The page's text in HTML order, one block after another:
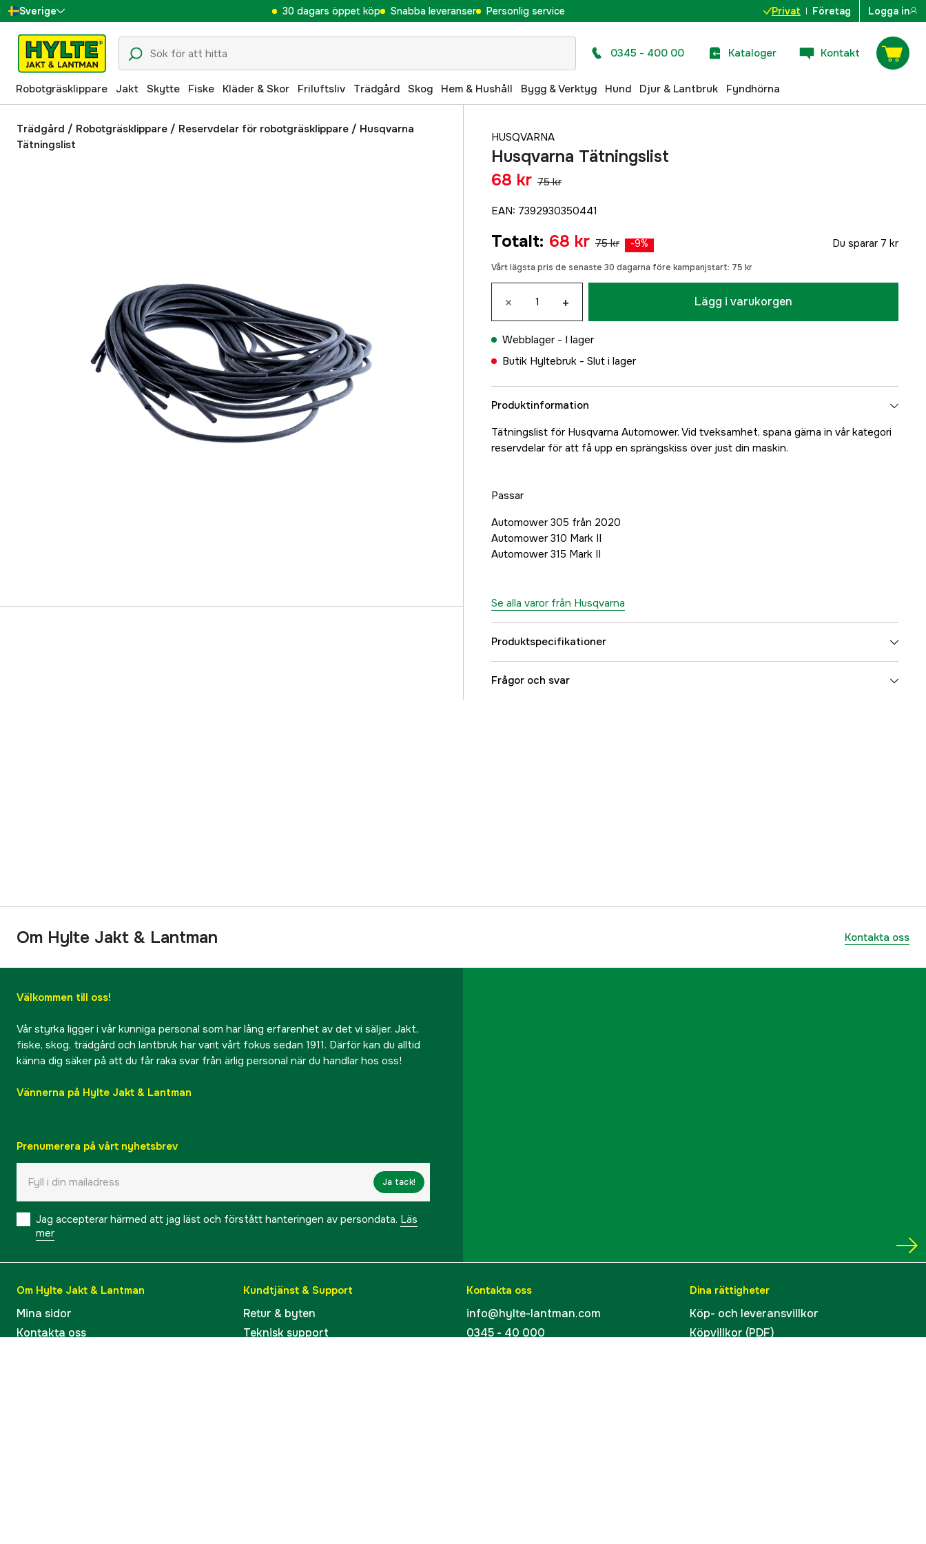
Sverige
Danmark
Suomi
Norge
Deutschland
30 dagars öppet köp Snabba leveranser Personlig service Privat Företag Logga in
0345 - 400 00 Kataloger Kontakt
Robotgräsklippare Jakt Skytte Fiske Kläder & Skor Friluftsliv Trädgård Skog Hem & Hushåll Bygg & Verktyg Hund Djur & Lantbruk Fyndhörna
Trädgård / Robotgräsklippare / Reservdelar för robotgräsklippare / Husqvarna
Tätningslist
HUSQVARNA
Husqvarna Tätningslist
68 kr 75 kr
EAN: 7392930350441
Totalt: 68 kr 75 kr -9% Du sparar 7 kr
Vårt lägsta pris de senaste 30 dagarna före kampanjstart: 75 kr
× + Lägg i varukorgen
Webblager - I lager
Butik Hyltebruk - Slut i lager
Produktinformation
Tätningslist för Husqvarna Automower. Vid tveksamhet, spana gärna in vår kategori
reservdelar för att få upp en sprängskiss över just din maskin.
Passar
Automower 305 från 2020
Automower 310 Mark II
Automower 315 Mark II
Se alla varor från Husqvarna
Produktspecifikationer
Global Garanti
Frågor och svar
Om Hylte Jakt & Lantman Kontakta oss
Välkommen till oss!
Vår styrka ligger i vår kunniga personal som har lång erfarenhet av det vi säljer. Jakt,
fiske, skog, trädgård och lantbruk har varit vårt fokus sedan 1911. Därför kan du alltid
känna dig säker på att du får raka svar från ärlig personal när du handlar hos oss!
Vännerna på Hylte Jakt & Lantman
Prenumerera på vårt nyhetsbrev
Ja tack!
Jag accepterar härmed att jag läst och förstått hanteringen av persondata. Läs
mer
Om Hylte Jakt & Lantman
Mina sidor
Kontakta oss
Kundtjänst & Support
Retur & byten
Teknisk support
Kontakta oss
info@hylte-lantman.com
0345 - 40 000
Dina rättigheter
Köp- och leveransvillkor
Köpvillkor (PDF)